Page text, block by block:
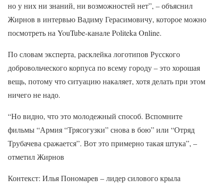
но у них ни знаний, ни возможностей нет”, – объяснил
Жирнов в интервью Вадиму Герасимовичу, которое можно
посмотреть на YouTube-канале Politeka Online.
По словам эксперта, расклейка логотипов Русского
добровольческого корпуса по всему городу – это хорошая
вещь, потому что ситуацию накаляет, хотя делать при этом
ничего не надо.
“Но видно, что это молодежный способ. Вспомните
фильмы “Армия “Трясогузки” снова в бою” или “Отряд
Трубачева сражается”. Вот это примерно такая штука”, –
отметил Жирнов
Контекст: Илья Пономарев – лидер силового крыла